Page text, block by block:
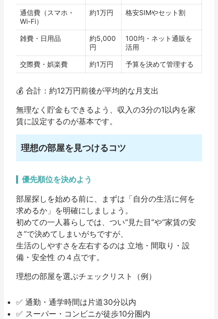
通信費（スマホ・
Wi-Fi）
約1万円 格安SIMやセット割
雑費・日用品
約5,000
円
100均・ネット通販を
活用
交際費・娯楽費 約1万円 予算を決めて管理する
💰 合計：約12万円前後が平均的な月支出
無理なく貯金もできるよう、収入の3分の1以内を家
賃に設定するのが基本です。
理想の部屋を見つけるコツ
優先順位を決めよう
部屋探しを始める前に、まずは「自分の生活に何を
求めるか」を明確にしましょう。
初めての一人暮らしでは、つい“見た目”や“家賃の安
さ”で決めてしまいがちですが、
生活のしやすさを左右するのは 立地・間取り・設
備・安全性 の４点です。
理想の部屋を選ぶチェックリスト（例）
✅ 通勤・通学時間は片道30分以内
✅ スーパー・コンビニが徒歩10分圏内